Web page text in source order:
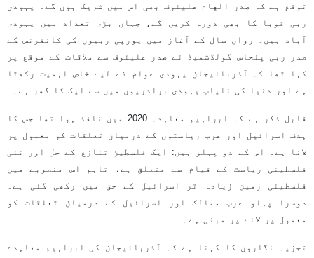
توقع ہے کہ صدر الهام علیئوف بھی اس میں شریک ہوں گے۔ یہودی
ربی قوبا کا بھی دورہ کریں گے، جہاں بڑی تعداد میں یہودی
آباد ہیں۔ رواں سال کے آغاز میں یورپی ربیوں کی کانفرنس کے
صدر ربی پنحاس گولڈشمیڈ نے صدر علیئوف سے ملاقات کے موقع پر
کہا تھا کہ آذربائیجان یہودی عوام کے لیے خاص اہمیت رکھتا
ہے اور دنیا کی نایاب یہودی برادریوں میں سے ایک کا گھر ہے۔
قابل ذکر ہے کہ ابراہیم معاہدہ 2020 میں نافذ ہوا تھا جس کا
ہدف اسرائیل اور عرب ریاستوں کے درمیان تعلقات کو معمول پر
لانا ہے۔ اس کے دو پہلو ہیں: ایک فلسطین تنازع کے حل اور نئی
فلسطینی ریاست کے قیام سے متعلق ہے، تاہم اس منصوبے میں
فلسطینی زمین زیادہ تر اسرائیل کے حق میں رکھی گئی ہے۔
دوسرا پہلو عرب ممالک اور اسرائیل کے درمیان تعلقات کو
معمول پر لانے پر مبنی ہے۔
تجزیہ نگاروں کا کہنا ہے کہ آذربائیجان کی ابراہیم معاہدے